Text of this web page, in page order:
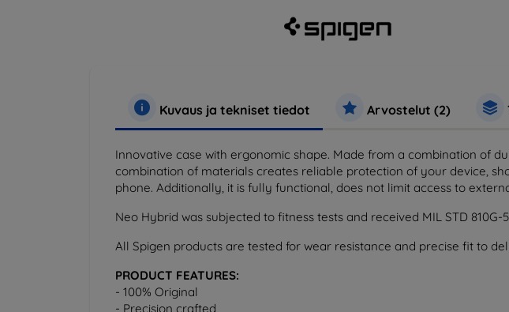
Kuvaus ja tekniset tiedot Arvostelut (2)
Innovative case with ergonomic shape. Made from a combination of
combination of materials creates reliable protection of your device,
phone. Additionally, it is fully functional, does not limit access to
Neo Hybrid was subjected to fitness tests and received MIL STD
All Spigen products are tested for wear resistance and precise fit to
PRODUCT FEATURES:
- 100% Original
- Precision crafted